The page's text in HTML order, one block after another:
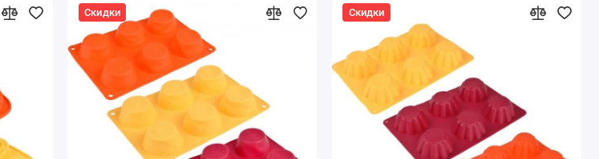
Скидки Скидки